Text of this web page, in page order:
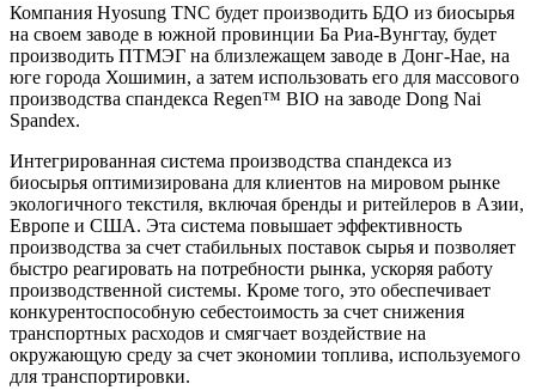
Компания Hyosung TNC будет производить БДО из биосырья
на своем заводе в южной провинции Ба Риа-Вунгтау, будет
производить ПТМЭГ на близлежащем заводе в Донг-Нае, на
юге города Хошимин, а затем использовать его для массового
производства спандекса Regen™ BIO на заводе Dong Nai
Spandex.
Интегрированная система производства спандекса из
биосырья оптимизирована для клиентов на мировом рынке
экологичного текстиля, включая бренды и ритейлеров в Азии,
Европе и США. Эта система повышает эффективность
производства за счет стабильных поставок сырья и позволяет
быстро реагировать на потребности рынка, ускоряя работу
производственной системы. Кроме того, это обеспечивает
конкурентоспособную себестоимость за счет снижения
транспортных расходов и смягчает воздействие на
окружающую среду за счет экономии топлива, используемого
для транспортировки.